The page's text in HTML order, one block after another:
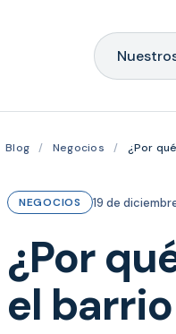
Blog / Negocios / ¿Por
NEGOCIOS 19 de
¿Por
el